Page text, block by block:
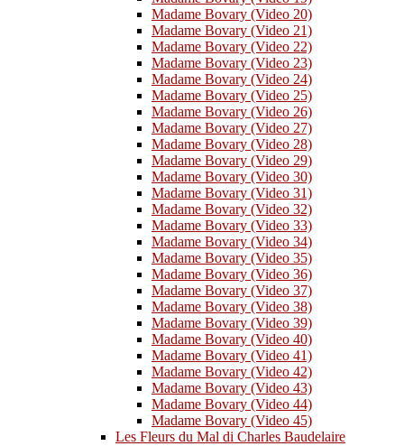
Madame Bovary (Video 20)
Madame Bovary (Video 21)
Madame Bovary (Video 22)
Madame Bovary (Video 23)
Madame Bovary (Video 24)
Madame Bovary (Video 25)
Madame Bovary (Video 26)
Madame Bovary (Video 27)
Madame Bovary (Video 28)
Madame Bovary (Video 29)
Madame Bovary (Video 30)
Madame Bovary (Video 31)
Madame Bovary (Video 32)
Madame Bovary (Video 33)
Madame Bovary (Video 34)
Madame Bovary (Video 35)
Madame Bovary (Video 36)
Madame Bovary (Video 37)
Madame Bovary (Video 38)
Madame Bovary (Video 39)
Madame Bovary (Video 40)
Madame Bovary (Video 41)
Madame Bovary (Video 42)
Madame Bovary (Video 43)
Madame Bovary (Video 44)
Madame Bovary (Video 45)
Les Fleurs du Mal di Charles Baudelaire